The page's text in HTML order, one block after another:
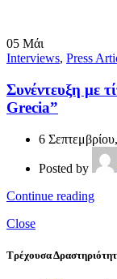
05 Μάι
Interviews, Press
Συνέντευξη με
Grecia”
6
Posted by
Continue reading
Close
Τρέχουσα